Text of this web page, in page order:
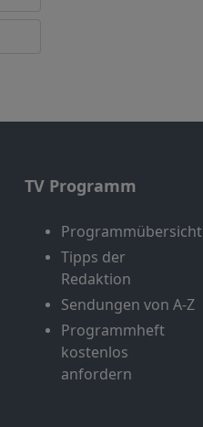
TV Programm
Programmübersicht
Tipps der
Redaktion
Sendungen von A-Z
Programmheft
kostenlos
anfordern